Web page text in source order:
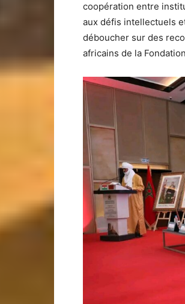
coopération entre
aux défis intellectuels
déboucher sur des
africains de la